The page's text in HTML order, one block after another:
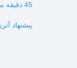
45 دقیقه مشاوره تخصصی همراه با آنالیز و تحلیل بازار
پیشنهاد